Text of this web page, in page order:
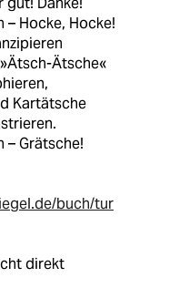
– Hocke, Hocke!
Ätsche«
Kartätsche
– Grätsche!
buch/tur
direkt